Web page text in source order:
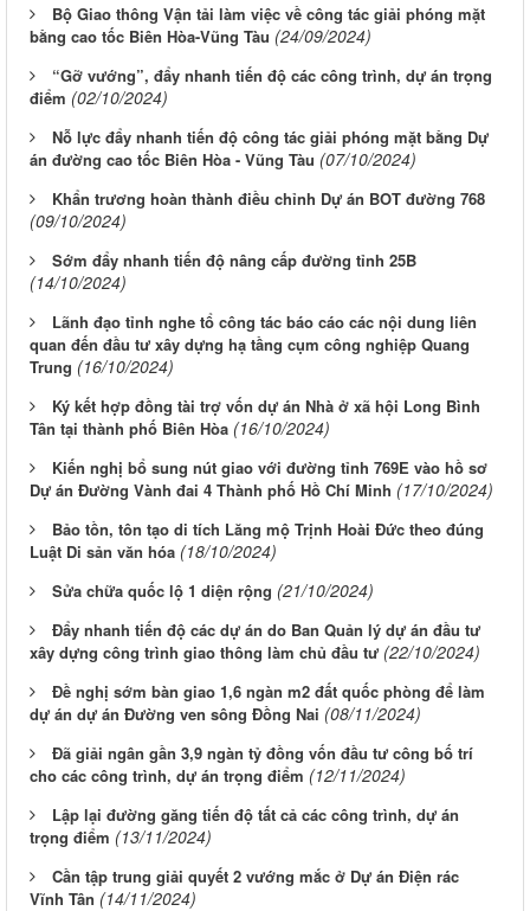
Bộ Giao thông Vận tải làm việc về công tác giải phóng mặt
bằng cao tốc Biên Hòa-Vũng Tàu (24/09/2024)
“Gỡ vướng”, đẩy nhanh tiến độ các công trình, dự án trọng
điểm (02/10/2024)
Nỗ lực đẩy nhanh tiến độ công tác giải phóng mặt bằng Dự
án đường cao tốc Biên Hòa - Vũng Tàu (07/10/2024)
Khẩn trương hoàn thành điều chỉnh Dự án BOT đường 768
(09/10/2024)
Sớm đẩy nhanh tiến độ nâng cấp đường tỉnh 25B
(14/10/2024)
Lãnh đạo tỉnh nghe tổ công tác báo cáo các nội dung liên
quan đến đầu tư xây dựng hạ tầng cụm công nghiệp Quang
Trung (16/10/2024)
Ký kết hợp đồng tài trợ vốn dự án Nhà ở xã hội Long Bình
Tân tại thành phố Biên Hòa (16/10/2024)
Kiến nghị bổ sung nút giao với đường tỉnh 769E vào hồ sơ
Dự án Đường Vành đai 4 Thành phố Hồ Chí Minh (17/10/2024)
Bảo tồn, tôn tạo di tích Lăng mộ Trịnh Hoài Đức theo đúng
Luật Di sản văn hóa (18/10/2024)
Sửa chữa quốc lộ 1 diện rộng (21/10/2024)
Đẩy nhanh tiến độ các dự án do Ban Quản lý dự án đầu tư
xây dựng công trình giao thông làm chủ đầu tư (22/10/2024)
Đề nghị sớm bàn giao 1,6 ngàn m2 đất quốc phòng để làm
dự án dự án Đường ven sông Đồng Nai (08/11/2024)
Đã giải ngân gần 3,9 ngàn tỷ đồng vốn đầu tư công bố trí
cho các công trình, dự án trọng điểm (12/11/2024)
Lập lại đường găng tiến độ tất cả các công trình, dự án
trọng điểm (13/11/2024)
Cần tập trung giải quyết 2 vướng mắc ở Dự án Điện rác
Vĩnh Tân (14/11/2024)